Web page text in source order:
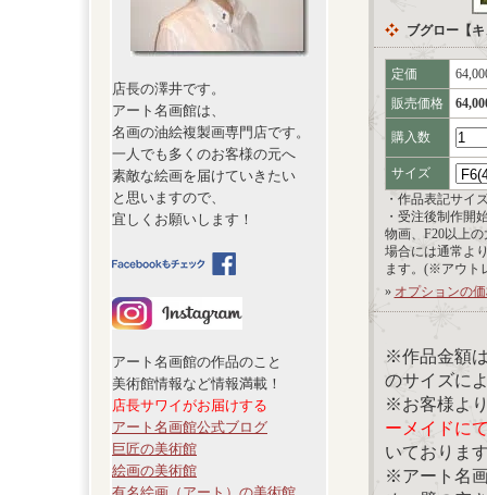
店長の澤井です。
アート名画館は、
名画の油絵複製画専門店です。
一人でも多くのお客様の元へ
素敵な絵画を届けていきたい
と思いますので、
宜しくお願いします！
アート名画館の作品のこと
美術館情報など情報満載！
店長サワイがお届けする
アート名画館公式ブログ
巨匠の美術館
絵画の美術館
ブグロー【
定価
販売価格
購入数
サイズ
・作品表記サイ
・受注後制作開
物画、F20以上
場合には通常よ
ます。(※アウト
» オプションの
※作品金額
のサイズに
※お客様よ
ーメイドに
いておりま
※アート名